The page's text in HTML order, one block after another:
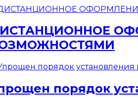
порядок